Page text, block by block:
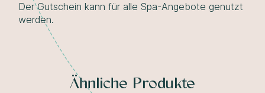
Der Gutschein kann für alle Spa-Angebote genutzt
werden.
Ähnliche Produkte